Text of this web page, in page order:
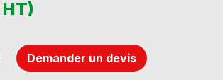
Demander un devis